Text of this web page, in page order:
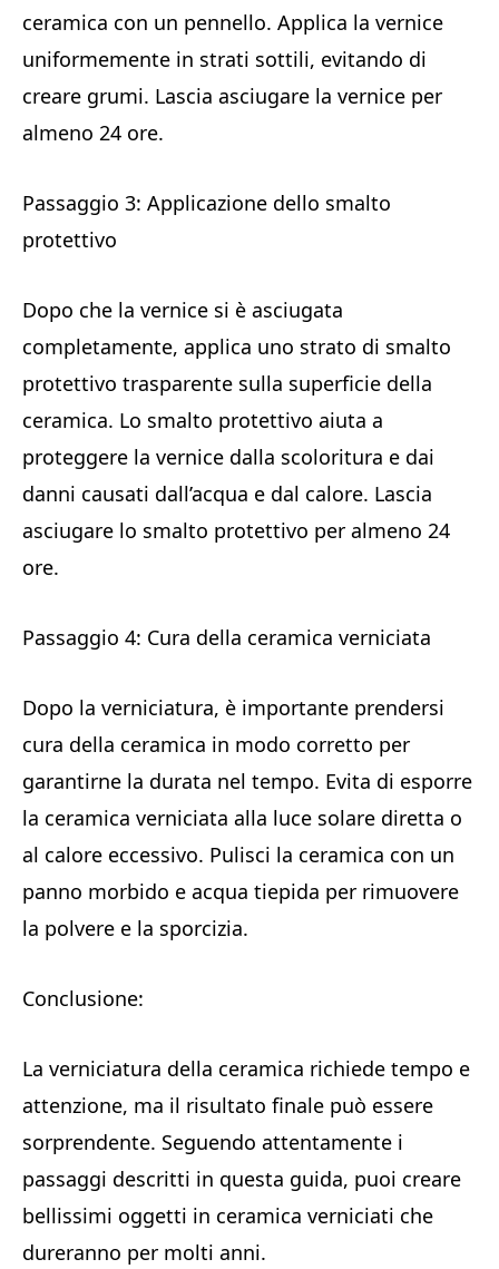
ceramica con un pennello. Applica la vernice
uniformemente in strati sottili, evitando di
creare grumi. Lascia asciugare la vernice per
almeno 24 ore.
Passaggio 3: Applicazione dello smalto
protettivo
Dopo che la vernice si è asciugata
completamente, applica uno strato di smalto
protettivo trasparente sulla superficie della
ceramica. Lo smalto protettivo aiuta a
proteggere la vernice dalla scoloritura e dai
danni causati dall’acqua e dal calore. Lascia
asciugare lo smalto protettivo per almeno 24
ore.
Passaggio 4: Cura della ceramica verniciata
Dopo la verniciatura, è importante prendersi
cura della ceramica in modo corretto per
garantirne la durata nel tempo. Evita di esporre
la ceramica verniciata alla luce solare diretta o
al calore eccessivo. Pulisci la ceramica con un
panno morbido e acqua tiepida per rimuovere
la polvere e la sporcizia.
Conclusione:
La verniciatura della ceramica richiede tempo e
attenzione, ma il risultato finale può essere
sorprendente. Seguendo attentamente i
passaggi descritti in questa guida, puoi creare
bellissimi oggetti in ceramica verniciati che
dureranno per molti anni.